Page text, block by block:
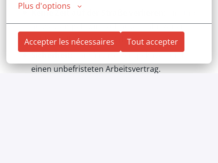
Plus d'options
Accepter les nécessaires Tout accepter
Keine Zeit auf der Straße verlieren:
ausgestempelt wird Zuhause - Fahrtzeiten
zählen vollständig zur Arbeitszeit.
Sicherheit:Langfristige Perspektive durch
einen unbefristeten Arbeitsvertrag.